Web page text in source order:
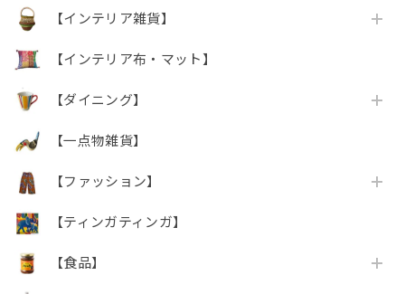
【インテリア雑貨】
【インテリア布・マット】
【ダイニング】
【一点物雑貨】
【ファッション】
【ティンガティンガ】
【食品】